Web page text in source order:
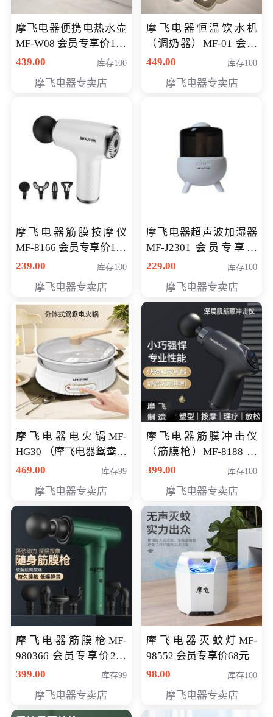
摩飞电器便携电热水壶
MF-W08 会员专享价198
元
439.00 库存100
摩飞电器专卖店
摩飞电器恒温饮水机
（调奶器）MF-01 会员
专享价366元
449.00 库存100
摩飞电器专卖店
摩飞电器筋膜按摩仪
MF-8166 会员专享价168
元
239.00 库存100
摩飞电器专卖店
摩飞电器超声波加湿器
MF-J2301 会员专享价
168元
229.00 库存100
摩飞电器专卖店
摩飞电器电火锅MF-
HG30 （摩飞电器鸳鸯锅
MF-HG30 ） 会员专享价
469.00 库存99
摩飞电器专卖店
摩飞电器筋膜冲击仪
（筋膜枪）MF-8188 会
员专享价268元
399.00 库存100
摩飞电器专卖店
摩飞电器筋膜枪MF-
980366 会员专享价299
元
399.00 库存99
摩飞电器专卖店
摩飞电器灭蚊灯MF-
98552 会员专享价68元
98.00
库存100
摩飞电器专卖店